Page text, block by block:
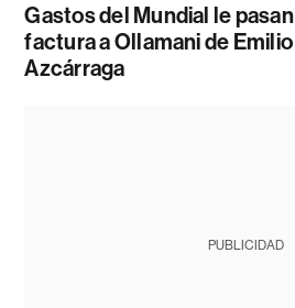
Gastos del Mundial le pasan
factura a Ollamani de Emilio
Azcárraga
PUBLICIDAD